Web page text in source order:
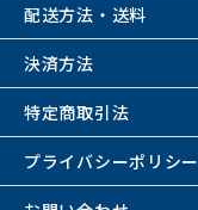
配送方法・送料
決済方法
特定商取引法
プライバシーポリシー